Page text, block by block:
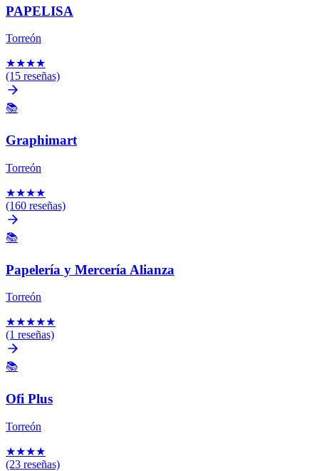
PAPELISA
Torreón
★★★★
(15 reseñas)
📚
Graphimart
Torreón
★★★★
(160 reseñas)
📚
Papelería y Mercería Alianza
Torreón
★★★★★
(1 reseñas)
📚
Ofi Plus
Torreón
★★★★
(23 reseñas)